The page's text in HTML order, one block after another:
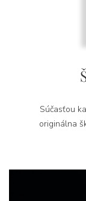
Súčasťou
originálna